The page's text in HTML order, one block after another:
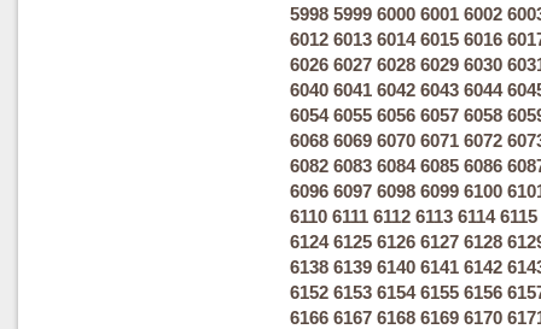
5998 5999 6000 6001 6002
6012 6013 6014 6015 6016
6026 6027 6028 6029 6030
6040 6041 6042 6043 6044
6054 6055 6056 6057 6058
6068 6069 6070 6071 6072
6082 6083 6084 6085 6086
6096 6097 6098 6099 6100
6110 6111 6112 6113 6114 6115
6124 6125 6126 6127 6128
6138 6139 6140 6141 6142
6152 6153 6154 6155 6156
6166 6167 6168 6169 6170